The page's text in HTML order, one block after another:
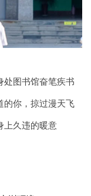
处图书馆奋笔疾书
的你，掠过漫天飞
上久违的暖意